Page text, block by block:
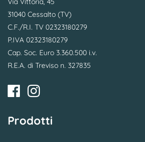
31040 Cessalto (TV)
C.F./R.I. TV 02323180279
P.IVA 02323180279
Cap. Soc. Euro 3.360.500 i.v.
R.E.A. di Treviso n. 327835
Prodotti